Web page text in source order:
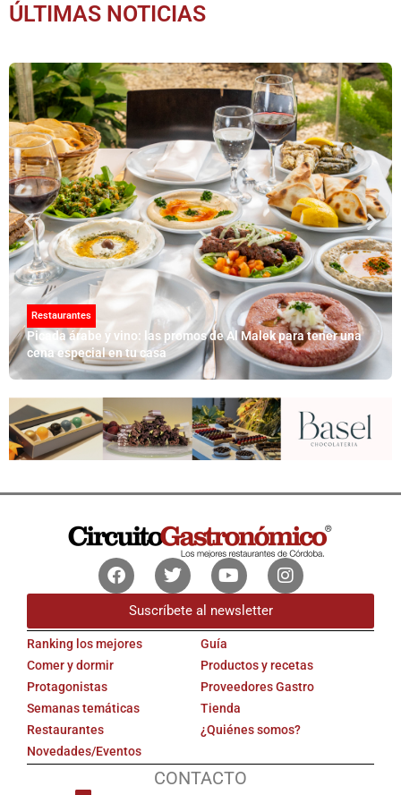
ÚLTIMAS NOTICIAS
Restaurantes
Picada árabe y vino: las promos de Al Malek para tener una
cena especial en tu casa
FacebookTwitterYoutubeInstagram
Suscríbete al newsletter
Ranking los mejores
Comer y dormir
Protagonistas
Semanas temáticas
Restaurantes
Novedades/Eventos
Guía
Productos y recetas
Proveedores Gastro
Tienda
¿Quiénes somos?
CONTACTO